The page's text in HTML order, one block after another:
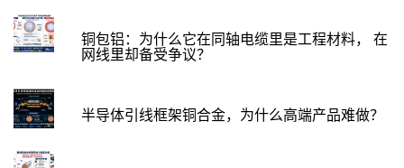
铜包铝：为什么它在同轴电缆里是工程材料， 在
网线里却备受争议？
半导体引线框架铜合金，为什么高端产品难做？